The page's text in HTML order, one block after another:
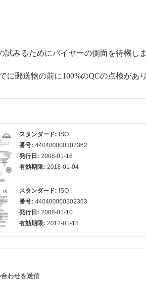
みるためにバイヤーの側面を待機しま
郵送物の前に100%のQCの点検があり
スタンダード: ISO
番号: 440400000302362
発行日: 2008-01-16
有効期限: 2018-01-04
スタンダード: ISO
番号: 440400000302363
発行日: 2008-01-10
有効期限: 2012-01-18
わせを送信